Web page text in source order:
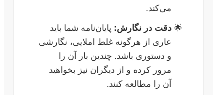
می‌کند.
دقت در نگارش: پایان‌نامه شما باید
عاری از هرگونه غلط املایی، نگارشی
و دستوری باشد. چندین بار آن را
مرور کرده و از دیگران نیز بخواهید
آن را مطالعه کنند.